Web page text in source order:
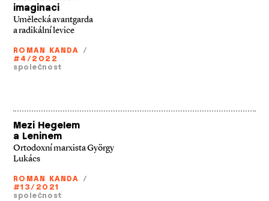
imaginaci
Umělecká avantgarda
a radikální levice
ROMAN KANDA /
#4/2022
společnost
Mezi Hegelem
a Leninem
Ortodoxní marxista György
Lukács
ROMAN KANDA /
#13/2021
společnost